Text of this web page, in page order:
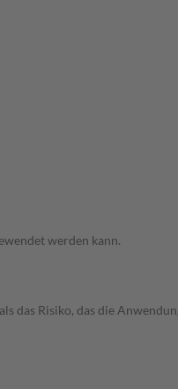
werden kann.
das Risiko, das die